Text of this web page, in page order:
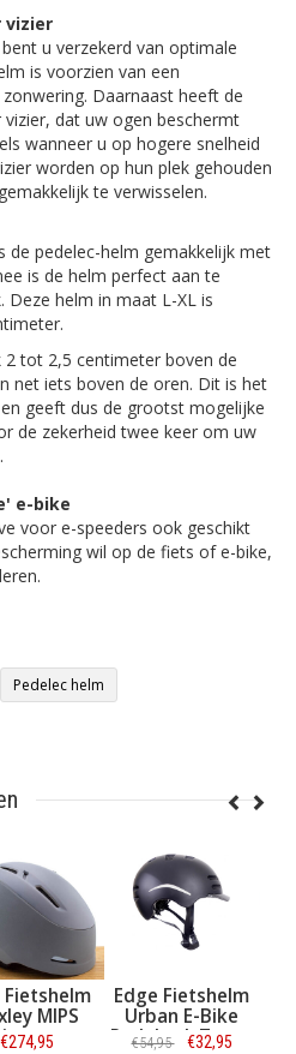
vizier
u verzekerd van optimale
is voorzien van een
Daarnaast heeft de
dat uw ogen beschermt
wanneer u op hogere snelheid
worden op hun plek gehouden
te verwisselen.
de pedelec-helm gemakkelijk met
is de helm perfect aan te
helm in maat L-XL is
tot 2,5 centimeter boven de
net iets boven de oren. Dit is het
geeft dus de grootst mogelijke
de zekerheid twee keer om uw
e-bike
voor e-speeders ook geschikt
wil op de fiets of e-bike,
Pedelec helm
Fietshelm
E-Bike
L Zwart
€54,95
AGU Zadeltas
Shelter Clean
Medium Zwart
€29,95